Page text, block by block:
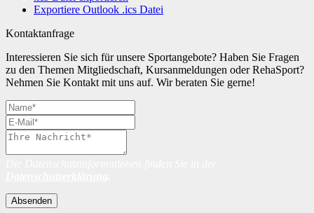
Exportiere Outlook .ics Datei
Kontaktanfrage
Interessieren Sie sich für unsere Sportangebote? Haben Sie Fragen
zu den Themen Mitgliedschaft, Kursanmeldungen oder RehaSport?
Nehmen Sie Kontakt mit uns auf. Wir beraten Sie gerne!
Absenden